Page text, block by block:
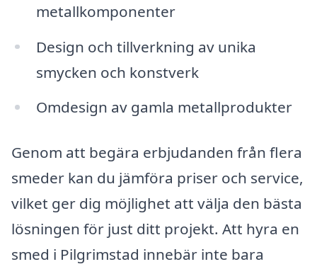
metallkomponenter
Design och tillverkning av unika
smycken och konstverk
Omdesign av gamla metallprodukter
Genom att begära erbjudanden från flera
smeder kan du jämföra priser och service,
vilket ger dig möjlighet att välja den bästa
lösningen för just ditt projekt. Att hyra en
smed i Pilgrimstad innebär inte bara